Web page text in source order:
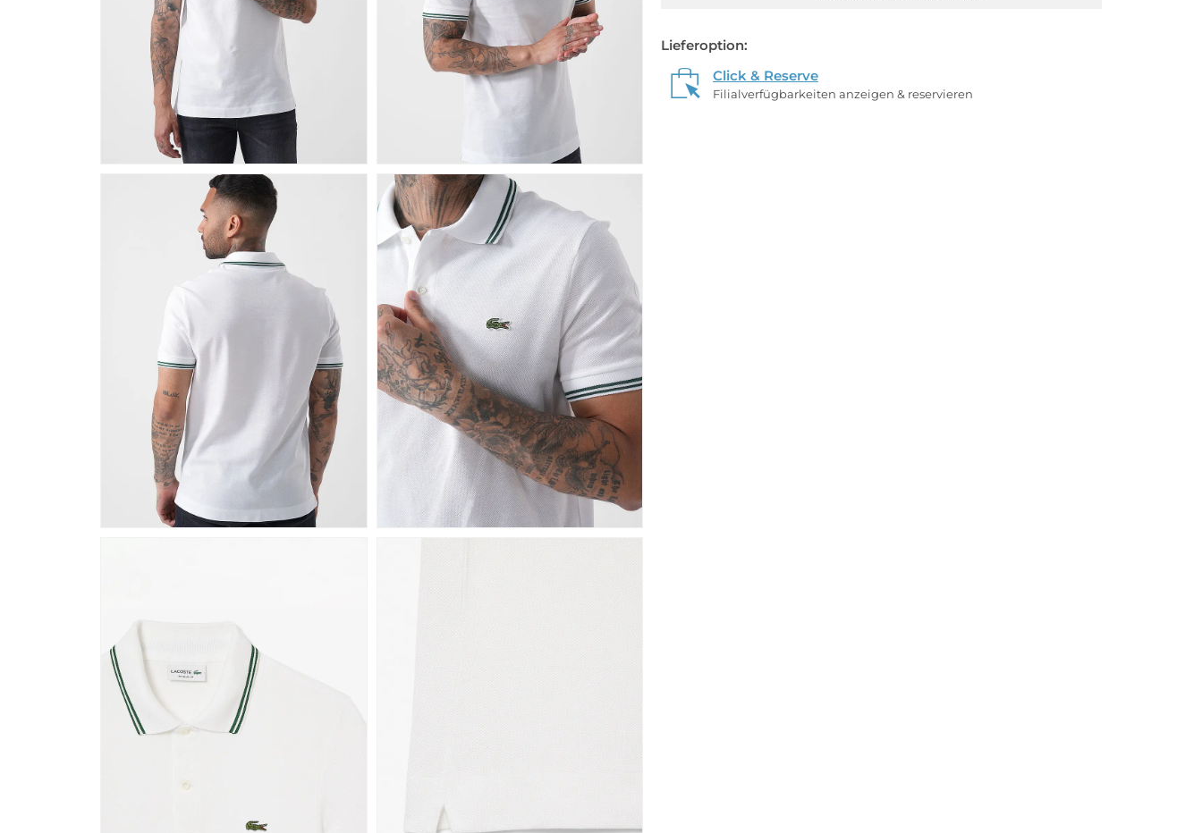
Lieferoption:
Click & Reserve
Filialverfügbarkeiten anzeigen & reservieren